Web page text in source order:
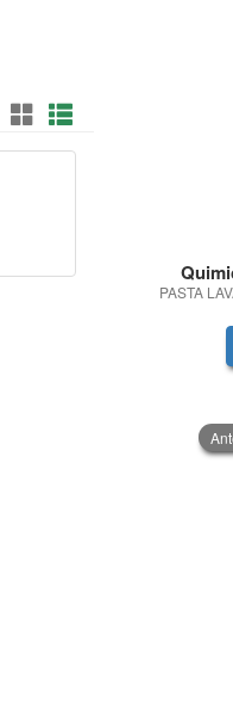
PASTA